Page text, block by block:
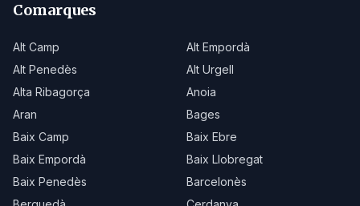
Comarques
Alt Camp
Alt Empordà
Alt Penedès
Alt Urgell
Alta Ribagorça
Anoia
Aran
Bages
Baix Camp
Baix Ebre
Baix Empordà
Baix Llobregat
Baix Penedès
Barcelonès